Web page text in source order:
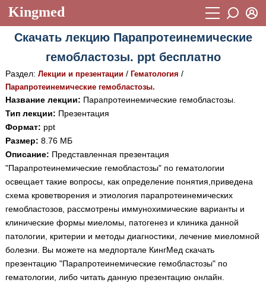
Kingmed
Учебный материал
Видеогалерея 899
Фотогалерея (1906)
Истории болезней 1268
Лекции и презентации
Аккредитационные тесты (6)
Методические рекомендации 1050
Научно-популярное
Статьи
Новости (244)
Медицинская стандартизация
Пароль
Восстановить пароль
Регистрация
Вход
Скачать лекцию Парапротеинемические
гемобластозы. ppt бесплатно
Раздел: Лекции и презентации/ Гематология /
Парапротеинемические гемобластозы.
Название лекции: Парапротеинемические гемобластозы.
Тип лекции: Презентация
Формат: ppt
Размер: 8.76 МБ
Описание: Представленная презентация
"Парапротеинемические гемобластозы" по гематологии
освещает такие вопросы, как определение понятия,приведена
схема кроветворения и этиология парапротеинемических
гемобластозов, рассмотрены иммунохимические варианты и
клинические формы миеломы, патогенез и клиника данной
патологии, критерии и методы диагностики, лечение миеломной
болезни. Вы можете на медпортале КингМед скачать
презентацию "Парапротеинемические гемобластозы" по
гематологии, либо читать данную презентацию онлайн.